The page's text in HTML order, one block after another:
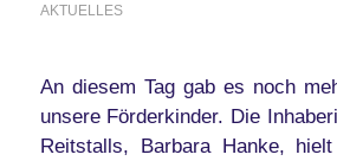
AKTUELLES
An diesem Tag gab es noch
unsere Förderkinder. Die
Reitstalls, Barbara Hanke,